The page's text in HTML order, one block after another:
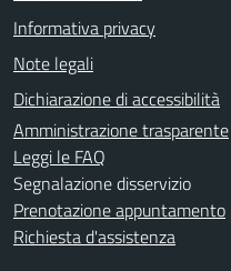
Informativa privacy
Note legali
Dichiarazione di accessibilità
Amministrazione trasparente
Leggi le FAQ
Segnalazione disservizio
Prenotazione appuntamento
Richiesta d'assistenza